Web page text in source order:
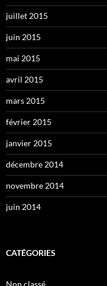
juillet 2015
juin 2015
mai 2015
avril 2015
mars 2015
février 2015
janvier 2015
décembre 2014
novembre 2014
juin 2014
CATÉGORIES
Non classé